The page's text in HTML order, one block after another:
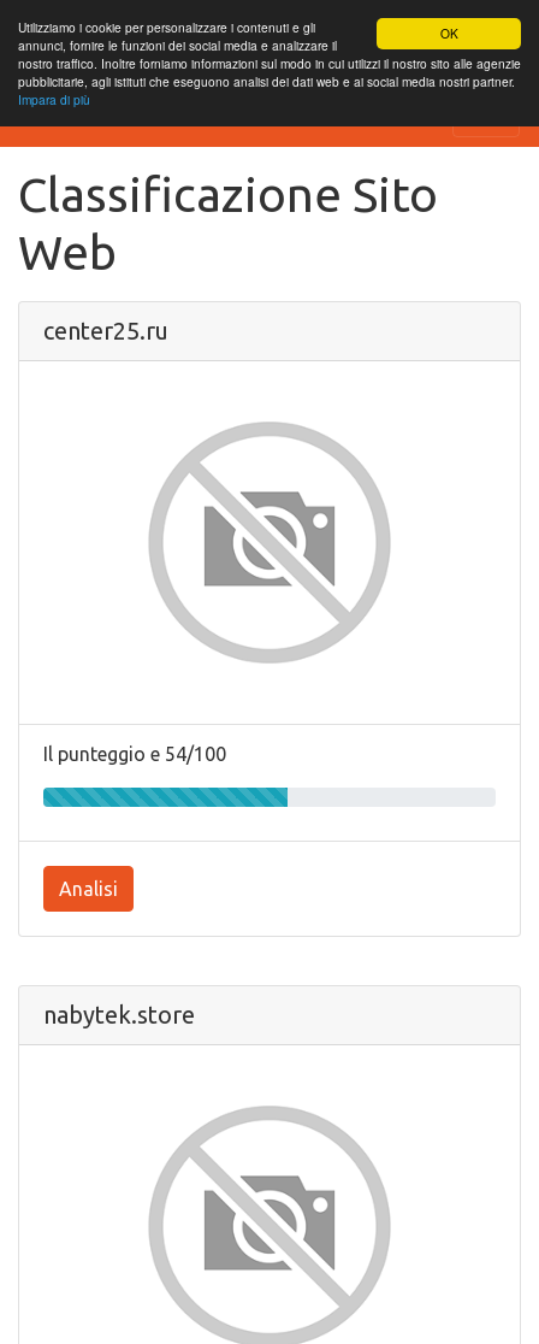
OK
Utilizziamo i cookie per personalizzare i contenuti e gli
annunci, fornire le funzioni dei social media e analizzare il
nostro traffico. Inoltre forniamo informazioni sul modo in cui utilizzi il nostro sito alle agenzie
pubblicitarie, agli istituti che eseguono analisi dei dati web e ai social media nostri partner.
Impara di più
SEO Analytics
Classificazione Sito
Web
center25.ru
Il punteggio e 54/100
Analisi
nabytek.store